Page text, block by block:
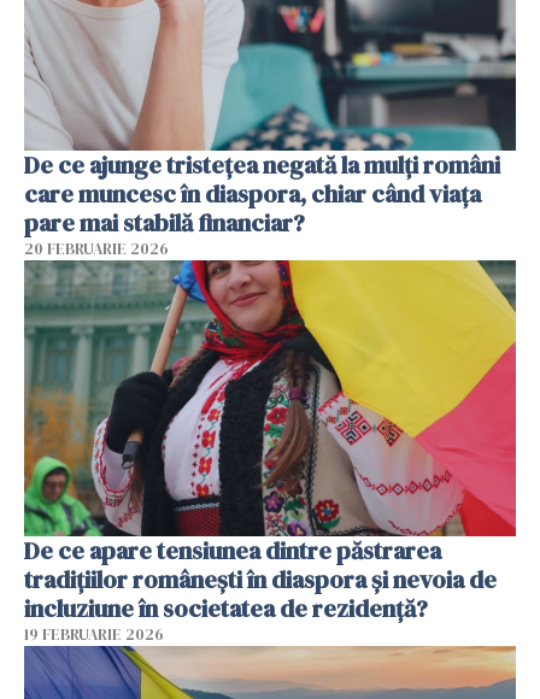
De ce ajunge tristețea negată la mulți români
care muncesc în diaspora, chiar când viața
pare mai stabilă financiar?
20 FEBRUARIE 2026
De ce apare tensiunea dintre păstrarea
tradițiilor românești în diaspora și nevoia de
incluziune în societatea de rezidență?
19 FEBRUARIE 2026